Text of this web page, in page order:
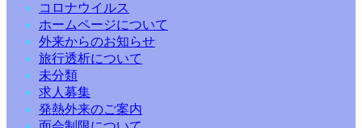
コロナウイルス
ホームページについて
外来からのお知らせ
旅行透析について
未分類
求人募集
発熱外来のご案内